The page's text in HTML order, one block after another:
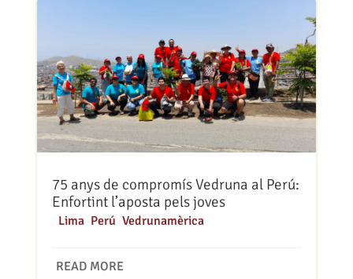
75 anys de compromís Vedruna al Perú:
Enfortint l’aposta pels joves
Lima, Perú Vedrunamèrica
READ MORE